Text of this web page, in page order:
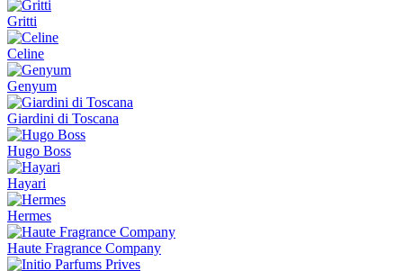
Gritti
Celine
Genyum
Giardini di Toscana
Hugo Boss
Hayari
Hermes
Haute Fragrance Company